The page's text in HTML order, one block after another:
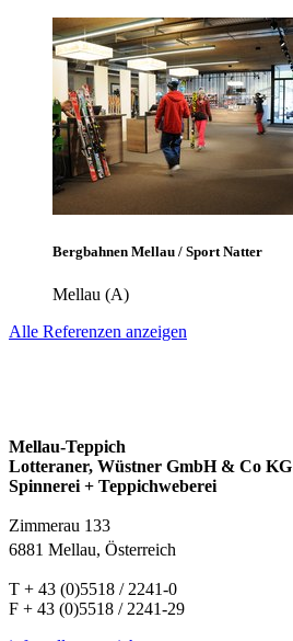
Bergbahnen Mellau / Sport Natter
Mellau (A)
Alle Referenzen anzeigen
Mellau-Teppich
Lotteraner, Wüstner GmbH & Co KG
Spinnerei + Teppichweberei
Zimmerau 133
6881 Mellau, Österreich
T + 43 (0)5518 / 2241-0
F + 43 (0)5518 / 2241-29